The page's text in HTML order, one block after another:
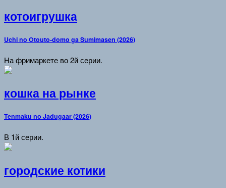
котоигрушка
Uchi no Otouto-domo ga Sumimasen (2026)
На фримаркете во 2й серии.
кошка на рынке
Tenmaku no Jadugaar (2026)
В 1й серии.
городские котики